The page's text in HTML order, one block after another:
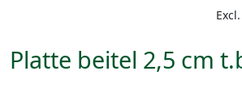
Platte beitel 2,5 cm